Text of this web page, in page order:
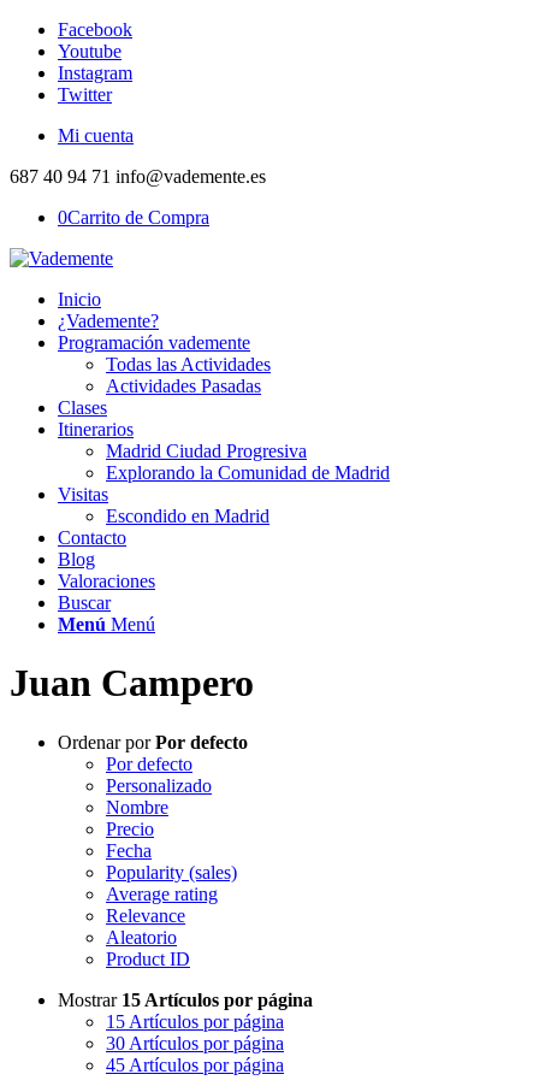
Facebook
Youtube
Instagram
Twitter
Mi cuenta
687 40 94 71 info@vademente.es
0Carrito de Compra
Inicio
¿Vademente?
Programación vademente
Todas las Actividades
Actividades Pasadas
Clases
Itinerarios
Madrid Ciudad Progresiva
Explorando la Comunidad de Madrid
Visitas
Escondido en Madrid
Contacto
Blog
Valoraciones
Buscar
Menú Menú
Juan Campero
Ordenar porPor defecto
Por defecto
Personalizado
Nombre
Precio
Fecha
Popularity (sales)
Average rating
Relevance
Aleatorio
Product ID
Mostrar 15 Artículos por página
15 Artículos por página
30 Artículos por página
45 Artículos por página